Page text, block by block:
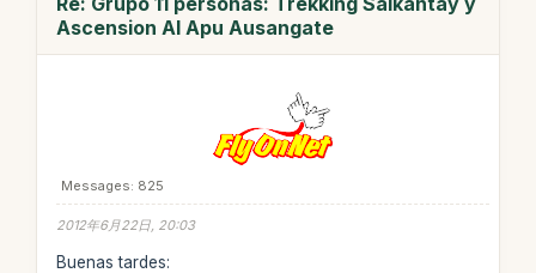
Ascension Al Apu Ausangate
Messages: 825
2012年6月22日, 20:03
Buenas tardes: